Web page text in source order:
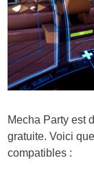
Mecha Party est
gratuite. Voici
compatibles :